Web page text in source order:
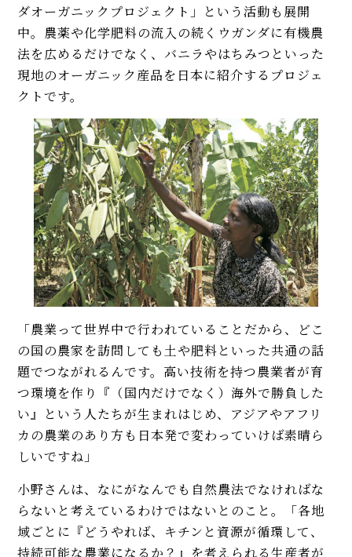
ダオーガニックプロジェクト」という活動も展開
中。農薬や化学肥料の流入の続くウガンダに有機農
法を広めるだけでなく、バニラやはちみつといった
現地のオーガニック産品を日本に紹介するプロジェ
クトです。
「農業って世界中で行われていることだから、どこ
の国の農家を訪問しても土や肥料といった共通の話
題でつながれるんです。高い技術を持つ農業者が育
つ環境を作り『（国内だけでなく）海外で勝負した
い』という人たちが生まれはじめ、アジアやアフリ
カの農業のあり方も日本発で変わっていけば素晴ら
しいですね」
小野さんは、なにがなんでも自然農法でなければな
らないと考えているわけではないとのこと。「各地
域ごとに『どうやれば、キチンと資源が循環して、
持続可能な農業になるか？』を考えられる生産者が